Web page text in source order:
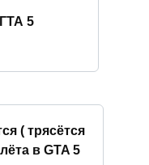
5
( трясётся
в GTA 5